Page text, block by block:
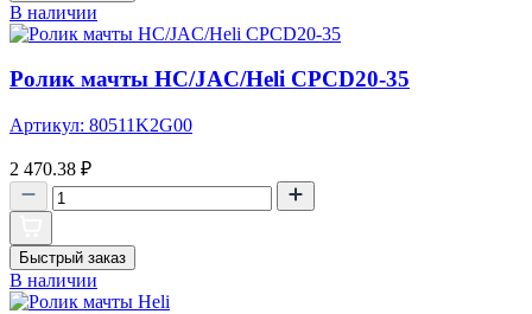
В наличии
Ролик мачты HC/JAC/Heli CPCD20-35
Артикул: 80511K2G00
2 470.38 ₽
Быстрый заказ
В наличии